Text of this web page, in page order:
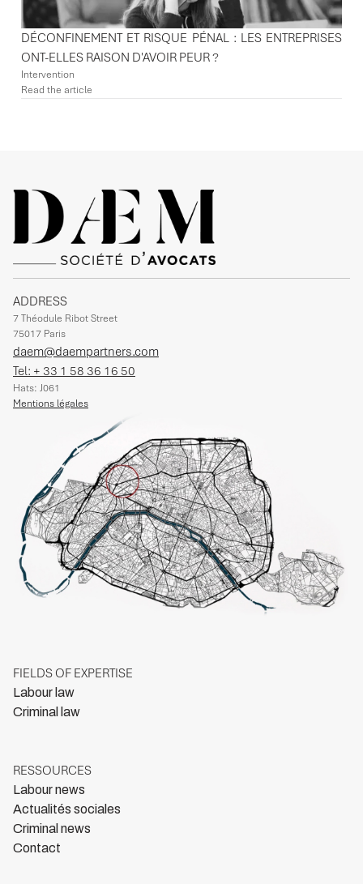
DÉCONFINEMENT ET RISQUE PÉNAL : LES ENTREPRISES
ONT-ELLES RAISON D'AVOIR PEUR ?
Intervention
Read the article
ADDRESS
7 Théodule Ribot Street
75017 Paris
daem@daempartners.com
Tel: + 33 1 58 36 16 50
Hats: J061
Mentions légales
FIELDS OF EXPERTISE
Labour law
Criminal law
RESSOURCES
Labour news
Actualités sociales
Criminal news
Contact